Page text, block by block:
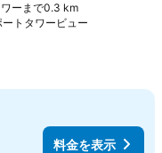
ーまで0.3 km
トタワービュー
料金を表示